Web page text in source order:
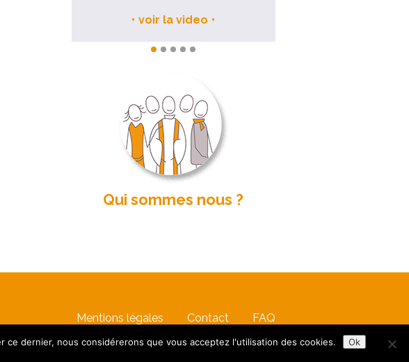
voir la video
Qui sommes nous ?
Mentions légales Contact FAQ
dernier, nous considérerons que vous acceptez l'utilisation des cookies. Ok